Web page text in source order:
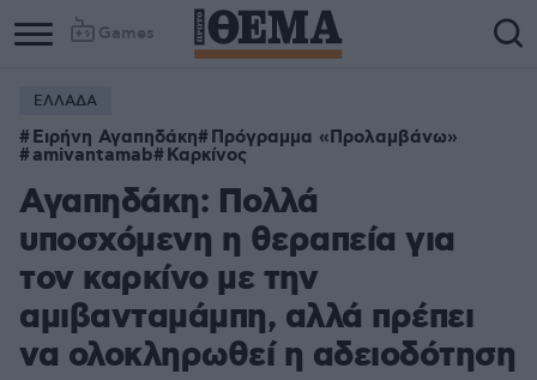
Games
ΕΛΛΑΔΑ
Ειρήνη Αγαπηδάκη Πρόγραμμα «Προλαμβάνω»
amivantamab Καρκίνος
Αγαπηδάκη: Πολλά
υποσχόμενη η θεραπεία για
τον καρκίνο με την
αμιβανταμάμπη, αλλά πρέπει
να ολοκληρωθεί η αδειοδότηση